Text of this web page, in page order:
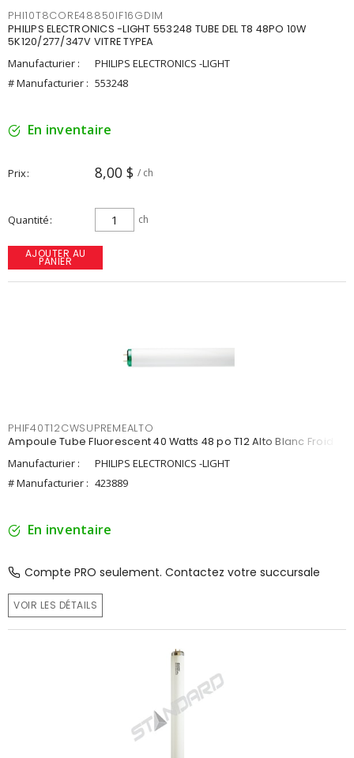
PHI10T8CORE48850IF16GDIM
PHILIPS ELECTRONICS -LIGHT 553248 TUBE DEL T8 48PO 10W
5K120/277/347V VITRE TYPEA
Manufacturier :
PHILIPS ELECTRONICS -LIGHT
# Manufacturier : 553248
En inventaire
Prix 8,00 $ / ch
Quantité ch
AJOUTER AU
PANIER
PHIF40T12CWSUPREMEALTO
Ampoule Tube Fluorescent 40 Watts 48 po T12 Alto Blanc Froid
Manufacturier :
PHILIPS ELECTRONICS -LIGHT
# Manufacturier : 423889
En inventaire
Compte PRO seulement. Contactez votre succursale
VOIR LES DÉTAILS